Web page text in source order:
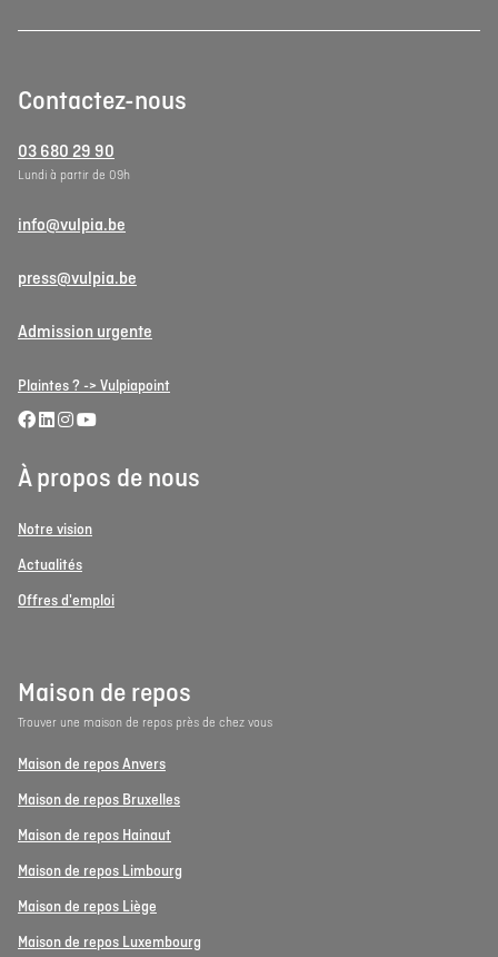
Contactez-nous
03 680 29 90
Lundi à partir de 09h
info@vulpia.be
press@vulpia.be
Admission urgente
Plaintes ? -> Vulpiapoint
À propos de nous
Notre vision
Actualités
Offres d'emploi
Maison de repos
Trouver une maison de repos près de chez vous
Maison de repos Anvers
Maison de repos Bruxelles
Maison de repos Hainaut
Maison de repos Limbourg
Maison de repos Liège
Maison de repos Luxembourg